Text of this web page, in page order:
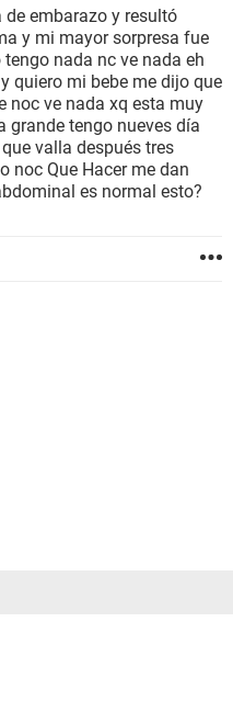
embarazo y resultó
y mi mayor sorpresa fue
nada nc ve nada eh
quiero mi bebe me dijo que
noc ve nada xq esta muy
grande tengo nueves día
valla después tres
noc Que Hacer me dan
es normal esto?